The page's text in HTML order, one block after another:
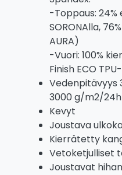
-Toppaus:
SORONAlla,
AURA)
-Vuori: 100%
Finish ECO
Vedenpitävyys
3000 g/m2/24h
Kevyt
Joustava
Kierrätetty
Vetoketjulliset
Joustavat